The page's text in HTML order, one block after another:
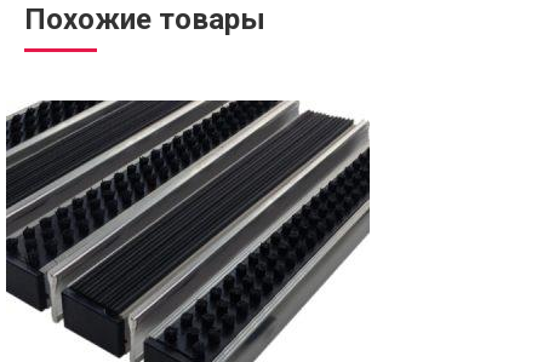
Похожие товары